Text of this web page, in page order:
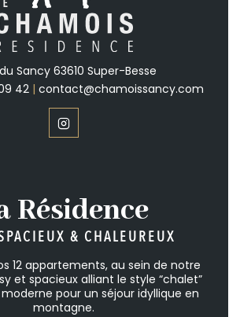
Sancy 63610 Super-Besse
42 | contact@chamoissancy.com
Résidence
& CHALEUREUX
12 appartements, au sein de notre
et spacieux alliant le style “chalet”
pour un séjour idyllique en
montagne.